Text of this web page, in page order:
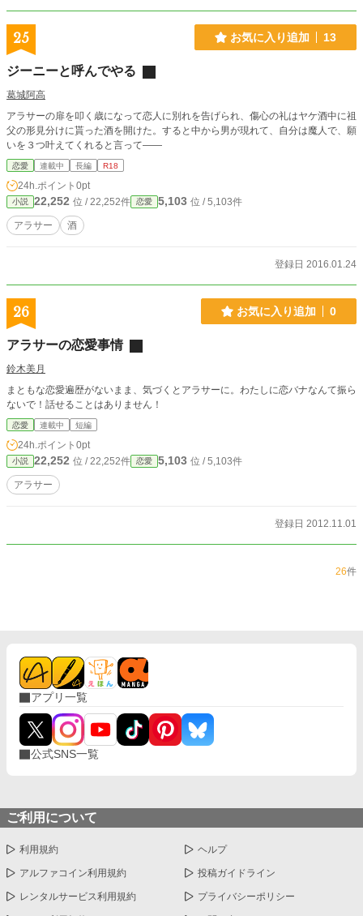
25 お気に入り追加 13
ジーニーと呼んでやる
葛城阿高
アラサーの扉を叩く歳になって恋人に別れを告げられ、傷心の礼はヤケ酒中に祖
父の形見分けに貰った酒を開けた。すると中から男が現れて、自分は魔人で、願
いを３つ叶えてくれると言って――
恋愛 連載中 長編 R18
24h.ポイント 0pt
小説 22,252 位 / 22,252件 恋愛 5,103 位 / 5,103件
アラサー 酒
登録日 2016.01.24
26 お気に入り追加 0
アラサーの恋愛事情
鈴木美月
まともな恋愛遍歴がないまま、気づくとアラサーに。わたしに恋バナなんて振ら
ないで！話せることはありません！
恋愛 連載中 短編
24h.ポイント 0pt
小説 22,252 位 / 22,252件 恋愛 5,103 位 / 5,103件
アラサー
登録日 2012.11.01
26件
アプリ一覧
公式SNS一覧
ご利用について
利用規約 ヘルプ
アルファコイン利用規約 投稿ガイドライン
レンタルサービス利用規約 プライバシーポリシー